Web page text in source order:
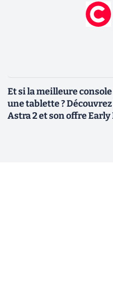
Et si la meilleure
une tablette ? Découvrez
Astra 2 et son offre